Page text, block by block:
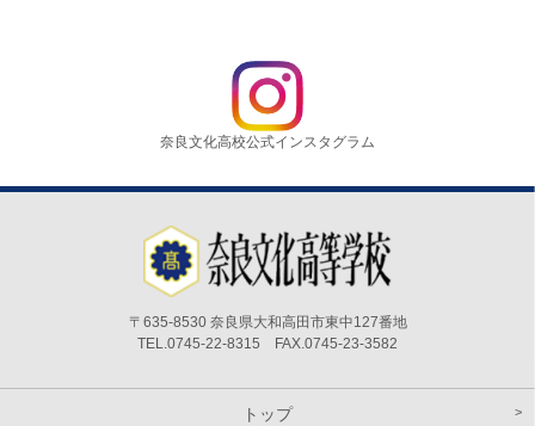
奈良文化高校公式インスタグラム
〒635-8530 奈良県大和高田市東中127番地
TEL.0745-22-8315 FAX.0745-23-3582
トップ